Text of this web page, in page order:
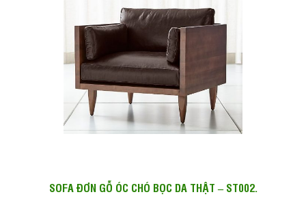
SOFA ĐƠN GỖ ÓC CHÓ BỌC DA THẬT – ST002.